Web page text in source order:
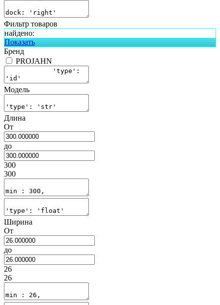
Фильтр товаров
найдено:
Показать
Бренд
PROJAHN
Модель
Длина
От
до
300
300
Ширина
От
до
26
26